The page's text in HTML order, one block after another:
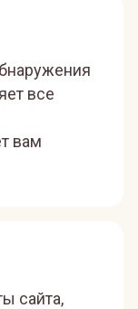
все
вам
сайта,